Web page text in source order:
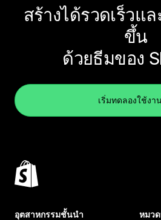
สร้างได้รวดเร็วแ
ขึ้น
ด้วยธีมของ
เริ่มทดลองใช้งา
อุตสาหกรรมชั้นนำ หมว